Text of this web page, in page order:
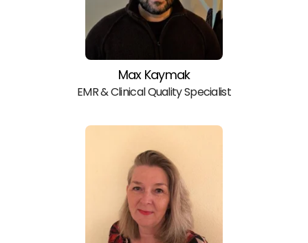
Max Kaymak
EMR & Clinical Quality Specialist